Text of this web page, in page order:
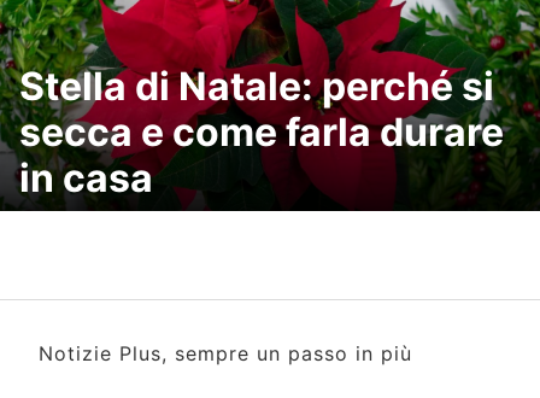
Stella di Natale: perché si
secca e come farla durare
in casa
Notizie Plus, sempre un passo in più